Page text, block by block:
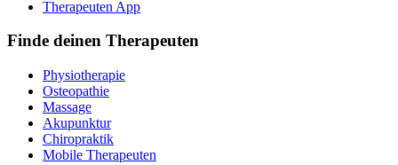
Therapeuten App
Finde deinen Therapeuten
Physiotherapie
Osteopathie
Massage
Akupunktur
Chiropraktik
Mobile Therapeuten